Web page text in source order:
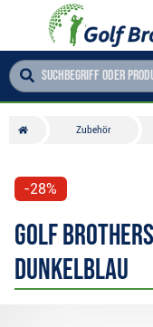
Zubehör
-28%
Golf
dunkelblau